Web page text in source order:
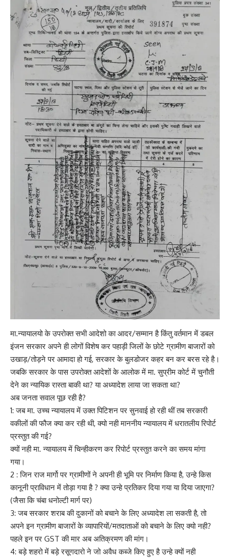
मा.न्यायालयो के उपरोक्त सभी आदेशो का आदर/सम्मान है किंतु वर्तमान में डबल
इंजन सरकार अपने ही लोगों विशेष कर पहाड़ी जिलों के छोटे ग्रामीण बाजारों को
उखाड़/तोड़ने पर आमादा हो गई, सरकार के बुलडोजर कहर बन कर बरस रहे है।
जबकि सरकार के पास उपरोक्त आदेशों के आलोक में मा. सुप्रीम कोर्ट में चुनौती
देने का न्यायिक रास्ता बाकी था? या अध्यादेश लाया जा सकता था?
अब जनता सवाल पूछ रही है?
1: जब मा. उच्च न्यायालय में उक्त पिटिशन पर सुनवाई हो रही थीं तब सरकारी
वकीलों की फौज क्या कर रही थी, क्यो नही माननीय न्यायालय में धरातलीय रिपोर्ट
प्रस्तुत की गई?
क्यों नही मा. न्यायालय में चिन्हीकरण कर रिपोर्ट प्रस्तुत करने का समय मांगा
गया।
2 : जिन राज मार्गो पर ग्रामीणों ने अपनी ही भूमि पर निर्माण किया है, उन्हे किस
कानूनी प्राविधान में तोड़ा गया है ? क्या उन्हे प्रतिकर दिया गया या दिया जाएगा?
(जैसा कि चंबा धनोल्टी मार्ग पर)
3: जब सरकार शराब की दुकानों को बचाने के लिए अध्यादेश ला सकती है, तो
अपने इन ग्रामीण बाजारों के व्यापारियों/मतदाताओं को बचाने के लिए क्यो नही?
पहले इन पर GST की मार अब अतिक्रमण की मांग।
4: बड़े शहरो में बड़े रसूगदारो ने जो अवैध कब्जे किए हुए है उन्हे क्यों नही